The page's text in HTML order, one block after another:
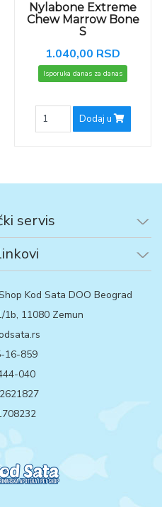
Nylabone Extreme
Chew Marrow Bone
S
1.040,00 RSD
Isporuka danas za danas
Dodaj u
servis
Kod Sata DOO Beograd
1b, 11080 Zemun
16-859
040